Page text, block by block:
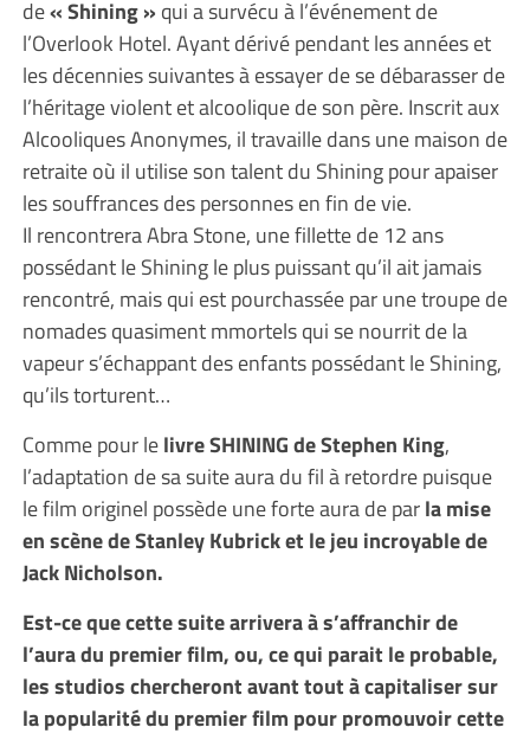
de« Shining » qui a survécu à l’événement de
l’Overlook Hotel. Ayant dérivé pendant les années et
les décennies suivantes à essayer de se débarasser de
l’héritage violent et alcoolique de son père. Inscrit aux
Alcooliques Anonymes, il travaille dans une maison de
retraite où il utilise son talent du Shining pour apaiser
les souffrances des personnes en fin de vie.
Il rencontrera Abra Stone, une fillette de 12 ans
possédant le Shining le plus puissant qu’il ait jamais
rencontré, mais qui est pourchassée par une troupe de
nomades quasiment mmortels qui se nourrit de la
vapeur s’échappant des enfants possédant le Shining,
qu’ils torturent…
Comme pour lelivre SHINING de Stephen King,
l’adaptation de sa suite aura du fil à retordre puisque
le film originel possède une forte aura de parla mise
en scène de Stanley Kubrick et le jeu incroyable de
Jack Nicholson.
Est-ce que cette suite arrivera à s’affranchir de
l’aura du premier film, ou, ce qui parait le probable,
les studios chercheront avant tout à capitaliser sur
la popularité du premier film pour promouvoir cette